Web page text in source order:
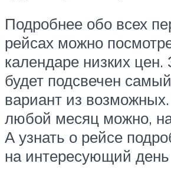
Подробнее обо всех
рейсах можно
календаре низких
будет подсвечен
вариант из
любой месяц можно,
А узнать о рейсе
на интересующий день